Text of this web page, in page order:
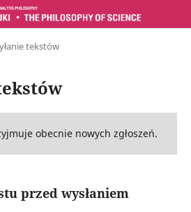
tekstów
obecnie nowych zgłoszeń.
przed wysłaniem